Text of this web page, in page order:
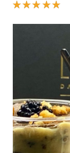
sur 5